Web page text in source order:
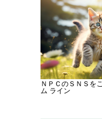
ＮＰＣのＳＮＳを
ム ライン